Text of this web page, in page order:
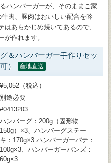
ハンバーガーが、そのままご家
肉、豚肉はおいしい配合を吟
あらかじめ焼いてあるので、
が作れます。
＆ハンバーガー手作りセッ
）
産地直送
¥5,052（税込）
別途必要
#0413203
ハンバーグ：200g（固形物
150g）×3、ハンバーグステー
キ：170g×3 ハンバーガーパテ：
100g×3、ハンバーガーバンズ：
60g×3